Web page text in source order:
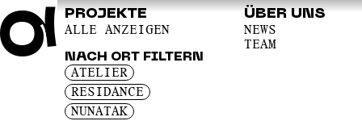
ÜBER UNS
NEWS
TEAM
PROJEKTE
ALLE ANZEIGEN
NACH ORT FILTERN
ATELIER
RESIDANCE
NUNATAK
HOME